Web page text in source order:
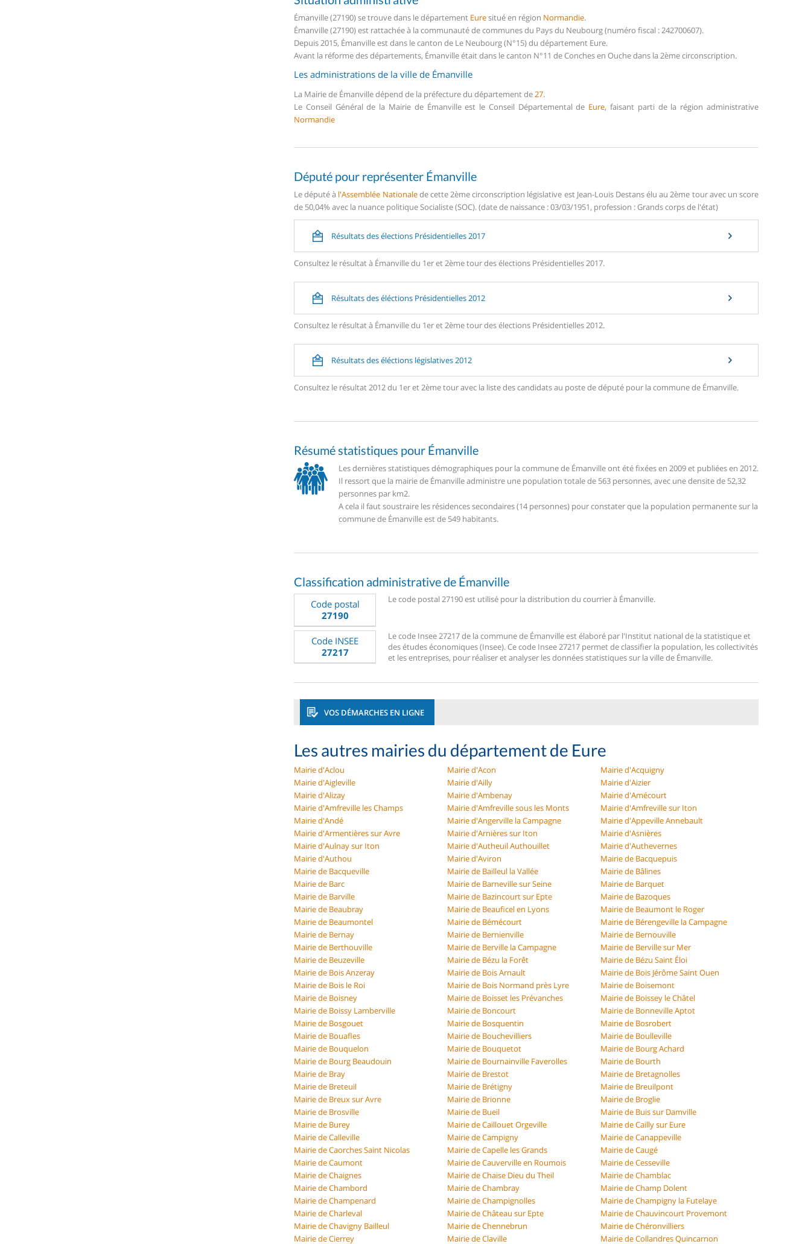
Émanville (27190) se trouve dans le département Euresitué en région Normandie.
Émanville (27190) est rattachée à la communauté de communes du Pays du Neubourg (numéro fiscal : 242700607).
Depuis 2015, Émanville est dans le canton de Le Neubourg (N°15) du département Eure.
Avant la réforme des départements, Émanville était dans le canton N°11 de Conches en Ouche dans la 2ème circonscription.
Les administrations de la ville de Émanville
La Mairie de Émanville dépend de la préfecture du département de27.
Le Conseil Général de la Mairie de Émanville est le Conseil Départemental de Eure, faisant parti de la région administrative
Normandie
Député pour représenter Émanville
Le député à l'Assemblée Nationalede cette 2ème circonscription législative est Jean-Louis Destans élu au 2ème tour avec un score
de 50,04% avec la nuance politique Socialiste (SOC). (date de naissance : 03/03/1951, profession : Grands corps de l'état)
Résultats des élections Présidentielles 2017
Consultez le résultat à Émanville du 1er et 2ème tour des élections Présidentielles 2017.
Résultats des éléctions Présidentielles 2012
Consultez le résultat à Émanville du 1er et 2ème tour des élections Présidentielles 2012.
Résultats des éléctions législatives 2012
Consultez le résultat 2012 du 1er et 2ème tour avec la liste des candidats au poste de député pour la commune de Émanville.
Résumé statistiques pour Émanville
Les dernières statistiques démographiques pour la commune de Émanville ont été fixées en 2009 et publiées en 2012.
Il ressort que la mairie de Émanville administre une population totale de 563 personnes, avec une densite de 52,32
personnes par km2.
A cela il faut soustraire les résidences secondaires (14 personnes) pour constater que la population permanente sur la
commune de Émanville est de 549 habitants.
Classification administrative de Émanville
Code postal
27190
Le code postal 27190 est utilisé pour la distribution du courrier à Émanville.
Code INSEE
27217
Le code Insee 27217 de la commune de Émanville est élaboré par l'Institut national de la statistique et
des études économiques (Insee). Ce code Insee 27217 permet de classifier la population, les collectivités
et les entreprises, pour réaliser et analyser les données statistiques sur la ville de Émanville.
VOS DÉMARCHES EN LIGNE
Les autres mairies du département de Eure
Mairie d'Aclou Mairie d'Acon
Mairie d'Acquigny
Mairie d'Aigleville
Mairie d'Ailly
Mairie d'Aizier
Mairie d'Alizay
Mairie d'Ambenay
Mairie d'Amécourt
Mairie d'Amfreville les Champs
Mairie d'Amfreville sous les Monts
Mairie d'Amfreville sur Iton
Mairie d'Andé
Mairie d'Angerville la Campagne
Mairie d'Appeville Annebault
Mairie d'Armentières sur Avre
Mairie d'Arnières sur Iton
Mairie d'Asnières
Mairie d'Aulnay sur Iton
Mairie d'Autheuil Authouillet
Mairie d'Authevernes
Mairie d'Authou
Mairie d'Aviron
Mairie de Bacquepuis
Mairie de Bacqueville
Mairie de Bailleul la Vallée
Mairie de Bâlines
Mairie de Barc
Mairie de Barneville sur Seine
Mairie de Barquet
Mairie de Barville
Mairie de Bazincourt sur Epte
Mairie de Bazoques
Mairie de Beaubray
Mairie de Beauficel en Lyons
Mairie de Beaumont le Roger
Mairie de Beaumontel
Mairie de Bémécourt
Mairie de Bérengeville la Campagne
Mairie de Bernay
Mairie de Bernienville
Mairie de Bernouville
Mairie de Berthouville
Mairie de Berville la Campagne
Mairie de Berville sur Mer
Mairie de Beuzeville
Mairie de Bézu la Forêt
Mairie de Bézu Saint Éloi
Mairie de Bois Anzeray
Mairie de Bois Arnault
Mairie de Bois Jérôme Saint Ouen
Mairie de Bois le Roi
Mairie de Bois Normand près Lyre
Mairie de Boisemont
Mairie de Boisney
Mairie de Boisset les Prévanches
Mairie de Boissey le Châtel
Mairie de Boissy Lamberville
Mairie de Boncourt
Mairie de Bonneville Aptot
Mairie de Bosgouet
Mairie de Bosquentin
Mairie de Bosrobert
Mairie de Bouafles
Mairie de Bouchevilliers
Mairie de Boulleville
Mairie de Bouquelon
Mairie de Bouquetot
Mairie de Bourg Achard
Mairie de Bourg Beaudouin
Mairie de Bournainville Faverolles
Mairie de Bourth
Mairie de Bray
Mairie de Brestot
Mairie de Bretagnolles
Mairie de Breteuil
Mairie de Brétigny
Mairie de Breuilpont
Mairie de Breux sur Avre
Mairie de Brionne
Mairie de Broglie
Mairie de Brosville
Mairie de Bueil
Mairie de Buis sur Damville
Mairie de Burey
Mairie de Caillouet Orgeville
Mairie de Cailly sur Eure
Mairie de Calleville
Mairie de Campigny
Mairie de Canappeville
Mairie de Caorches Saint Nicolas
Mairie de Capelle les Grands
Mairie de Caugé
Mairie de Caumont
Mairie de Cauverville en Roumois
Mairie de Cesseville
Mairie de Chaignes
Mairie de Chaise Dieu du Theil
Mairie de Chamblac
Mairie de Chambord
Mairie de Chambray
Mairie de Champ Dolent
Mairie de Champenard
Mairie de Champignolles
Mairie de Champigny la Futelaye
Mairie de Charleval
Mairie de Château sur Epte
Mairie de Chauvincourt Provemont
Mairie de Chavigny Bailleul
Mairie de Chennebrun
Mairie de Chéronvilliers
Mairie de Cierrey
Mairie de Claville Mairie de Collandres Quincarnon